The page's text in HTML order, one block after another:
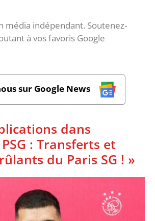
média indépendant. Soutenez-
à vos favoris Google
sur Google News
dans
: Transferts et
du Paris SG ! »